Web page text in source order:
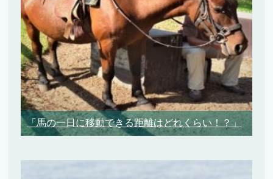
「馬の一日に移動できる距離はどれくらい！？」